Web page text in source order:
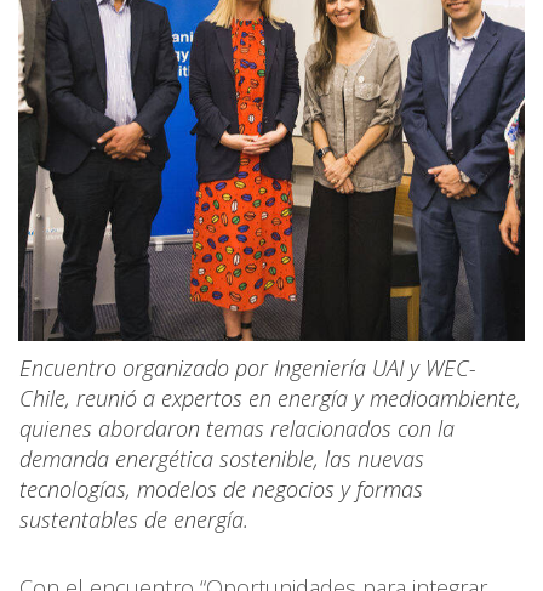
Encuentro organizado por Ingeniería UAI y WEC-
Chile, reunió a expertos en energía y medioambiente,
quienes abordaron temas relacionados con la
demanda energética sostenible, las nuevas
tecnologías, modelos de negocios y formas
sustentables de energía.